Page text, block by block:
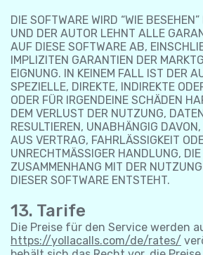
DIE SOFTWARE WIRD “WIE
UND DER AUTOR LEHNT ALLE
AUF DIESE SOFTWARE AB,
IMPLIZITEN GARANTIEN DER
EIGNUNG. IN KEINEM FALL IST DER
SPEZIELLE, DIREKTE, INDIREKTE
ODER FÜR IRGENDEINE SCHÄDEN
DEM VERLUST DER NUTZUNG,
RESULTIEREN, UNABHÄNGIG
AUS VERTRAG, FAHRLÄSSIGKEIT
UNRECHTMÄSSIGER HANDLUNG,
ZUSAMMENHANG MIT DER
DIESER SOFTWARE ENTSTEHT.
13. Tarife
Die Preise für den Service werden
https://yollacalls.com/de/rates/